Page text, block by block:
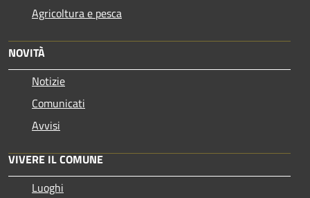
Agricoltura e pesca
NOVITÀ
Notizie
Comunicati
Avvisi
VIVERE IL COMUNE
Luoghi